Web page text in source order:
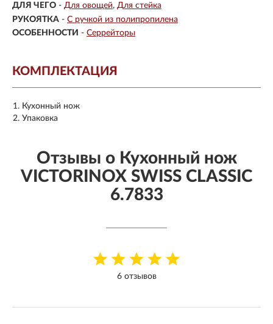
ДЛЯ ЧЕГО - Для овощей Для стейка
РУКОЯТКА - С ручкой из полипропилена
ОСОБЕННОСТИ - Серрейторы
КОМПЛЕКТАЦИЯ
Кухонный нож
Упаковка
Отзывы о Кухонный нож
VICTORINOX SWISS CLASSIC
6.7833
6 отзывов